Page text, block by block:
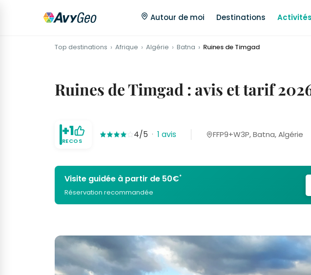
Autour de moi Destinations Activités
Top destinations Afrique Algérie Batna Ruines de Timgad
Ruines de Timgad : avis et tarif
+1
RECOS
4/5 · 1 avis FFP9+W3P, Batna, Algérie
Visite guidée à partir de 50€*
Réservation recommandée